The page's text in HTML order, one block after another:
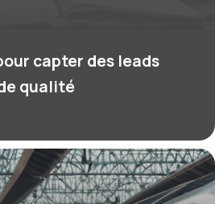
capter des leads
qualité